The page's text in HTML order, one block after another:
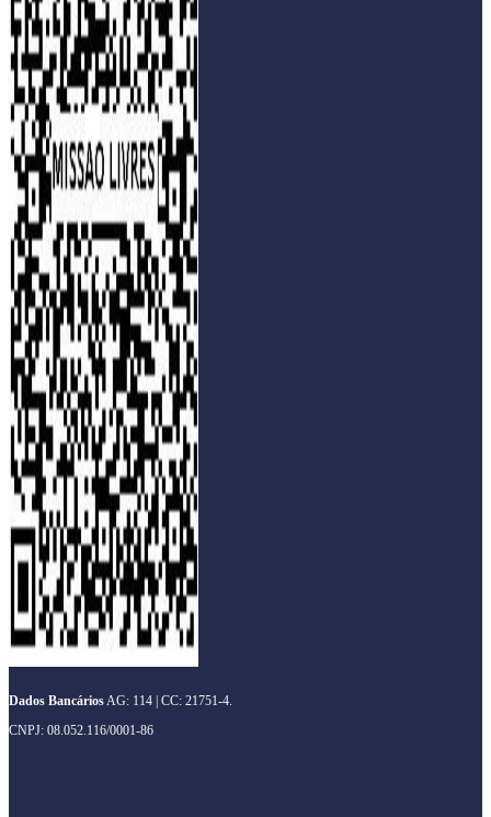
Dados BancáriosAG: 114 | CC: 21751-4.
CNPJ: 08.052.116/0001-86